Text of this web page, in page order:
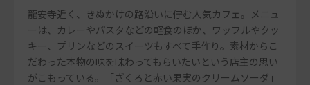
龍安寺近く、きぬかけの路沿いに佇む人気カフェ。メニュ
ーは、カレーやパスタなどの軽食のほか、ワッフルやクッ
キー、プリンなどのスイーツもすべて手作り。素材からこ
だわった本物の味を味わってもらいたいという店主の思い
がこもっている。「ざくろと赤い果実のクリームソーダ」